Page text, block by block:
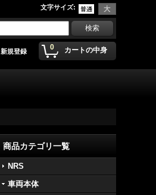
文字サイズ:
0 カートの中身
新規登録
商品カテゴリ一覧
NRS
車両本体